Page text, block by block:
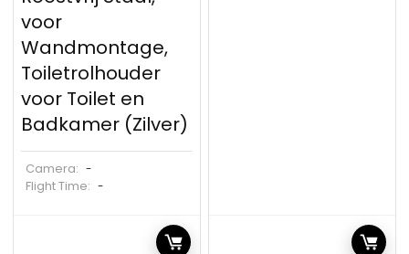
voor
Wandmontage,
Toiletrolhouder
voor Toilet en
Badkamer (Zilver)
Camera: -
Flight Time: -